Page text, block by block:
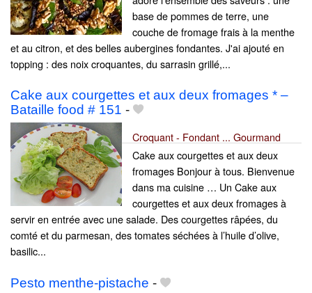
base de pommes de terre, une
couche de fromage frais à la menthe
et au citron, et des belles aubergines fondantes. J'ai ajouté en
topping : des noix croquantes, du sarrasin grillé,...
Cake aux courgettes et aux deux fromages * –
Bataille food # 151 -
Croquant - Fondant ... Gourmand
Cake aux courgettes et aux deux
fromages Bonjour à tous. Bienvenue
dans ma cuisine … Un Cake aux
courgettes et aux deux fromages à
servir en entrée avec une salade. Des courgettes râpées, du
comté et du parmesan, des tomates séchées à l’huile d’olive,
basilic...
Pesto menthe-pistache -